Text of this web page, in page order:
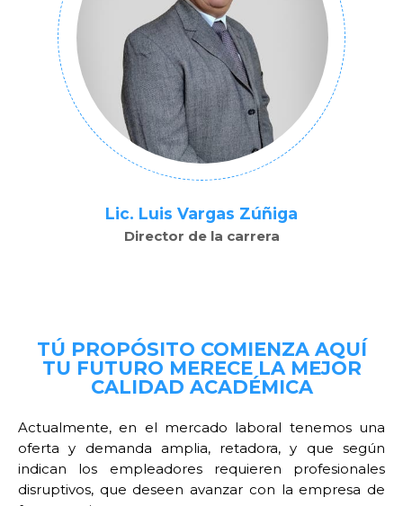
Lic. Luis Vargas Zúñiga
Director de la carrera
TÚ PROPÓSITO COMIENZA AQUÍ
TU FUTURO MERECE LA MEJOR
CALIDAD ACADÉMICA
Actualmente, en el mercado laboral tenemos una
oferta y demanda amplia, retadora, y que según
indican los empleadores requieren profesionales
disruptivos, que deseen avanzar con la empresa de